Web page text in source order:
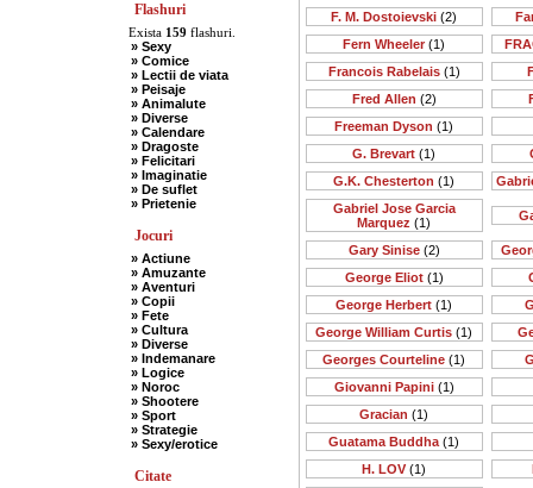
Flashuri
Exista 159 flashuri.
» Sexy
» Comice
» Lectii de viata
» Peisaje
» Animalute
» Diverse
» Calendare
» Dragoste
» Felicitari
» Imaginatie
» De suflet
» Prietenie
Jocuri
» Actiune
» Amuzante
» Aventuri
» Copii
» Fete
» Cultura
» Diverse
» Indemanare
» Logice
» Noroc
» Shootere
» Sport
» Strategie
» Sexy/erotice
Citate
F. M. Dostoievski (2)
Fern Wheeler (1)
Francois Rabelais(1)
Fred Allen (2)
Freeman Dyson (1)
G. Brevart (1)
G.K. Chesterton (1)
Gabriel Jose Garcia
Marquez (1)
Gary Sinise(2)
George Eliot(1)
George Herbert (1)
George William Curtis (1)
Georges Courteline (1)
Giovanni Papini(1)
Gracian (1)
Guatama Buddha (1)
H. LOV (1)